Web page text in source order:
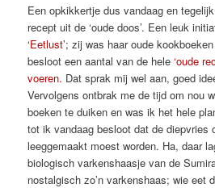
Een opkikkertje dus vandaag en
recept uit de ‘oude doos’. Een leuk
‘Eetlust’; zij was haar oude
besloot een aantal van de hele‘oude
voeren. Dat sprak mij wel aan, goed
Vervolgens ontbrak me de tijd om nou
boeken te duiken en was ik het hele
tot ik vandaag besloot dat de diepvries
leeggemaakt moest worden. Ha, daar
biologisch varkenshaasje van de
nostalgisch zo’n varkenshaas; wie eet